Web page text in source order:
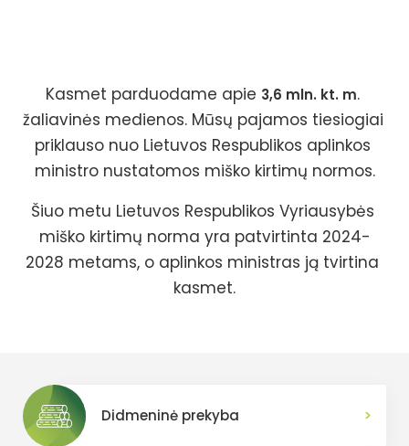
Kasmet parduodame apie 3,6 mln. kt. m.
žaliavinės medienos. Mūsų pajamos tiesiogiai
priklauso nuo Lietuvos Respublikos aplinkos
ministro nustatomos miško kirtimų normos.
Šiuo metu Lietuvos Respublikos Vyriausybės
miško kirtimų norma yra patvirtinta 2024-
2028 metams, o aplinkos ministras ją tvirtina
kasmet.
Didmeninė prekyba >